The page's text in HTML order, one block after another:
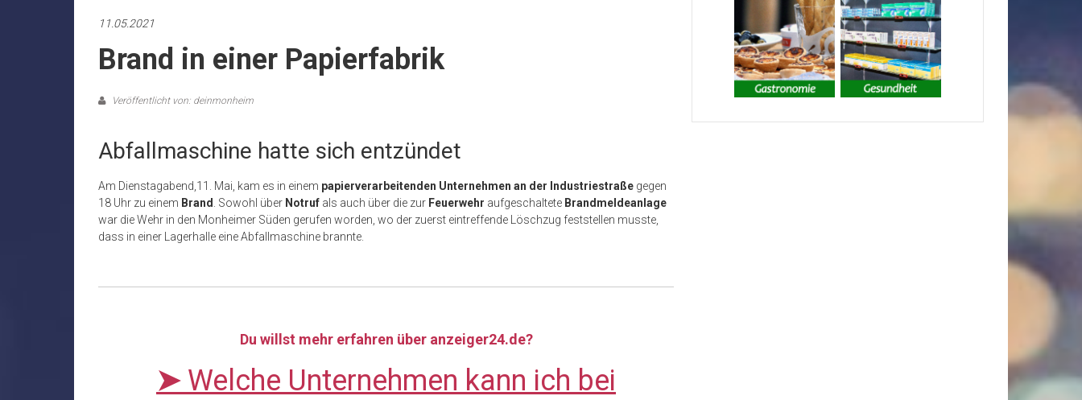
11.05.2021
Brand in einer Papierfabrik
Veröffentlicht von: deinmonheim
Abfallmaschine hatte sich entzündet
Am Dienstagabend,11. Mai, kam es in einem papierverarbeitenden Unternehmen an der Industriestraße gegen
18 Uhr zu einem Brand . Sowohl über Notruf als auch über die zur Feuerwehr aufgeschaltete Brandmeldeanlage
war die Wehr in den Monheimer Süden gerufen worden, wo der zuerst eintreffende Löschzug feststellen musste,
dass in einer Lagerhalle eine Abfallmaschine brannte.
Du willst mehr erfahren über anzeiger24.de?
➤ Welche Unternehmen kann ich bei